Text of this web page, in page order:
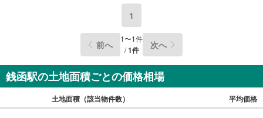
1
前へ 1〜1件
/1件 次へ
銭函駅の土地面積ごとの価格相場
土地面積（該当物件数） 平均価格